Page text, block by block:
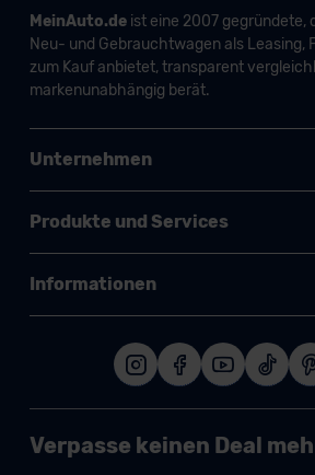
MeinAuto.deist eine 2007 gegründete,
Neu- und Gebrauchtwagen als Leasing,
zum Kauf anbietet, transparent
markenunabhängig berät.
Unternehmen
Produkte und Services
Informationen
Verpasse keinen Deal